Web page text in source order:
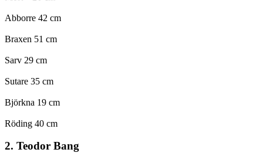
Abborre 42 cm
Braxen 51 cm
Sarv 29 cm
Sutare 35 cm
Björkna 19 cm
Röding 40 cm
2. Teodor Bang